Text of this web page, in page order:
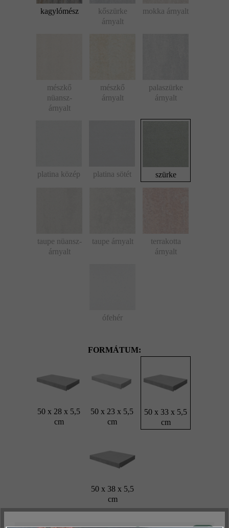
kagylómész
kőszürke
árnyalt
mokka árnyalt
mészkő
nüansz-
árnyalt
mészkő
árnyalt
palaszürke
árnyalt
platina közép platina sötét szürke
taupe nüansz-
árnyalt
taupe árnyalt
terrakotta
árnyalt
ófehér
FORMÁTUM:
50 x 28 x 5,5
cm
50 x 23 x 5,5
cm
50 x 33 x 5,5
cm
50 x 38 x 5,5
cm